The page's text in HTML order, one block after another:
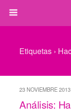
Etiquetas ›
23 NOVIEMBRE
Análisis: